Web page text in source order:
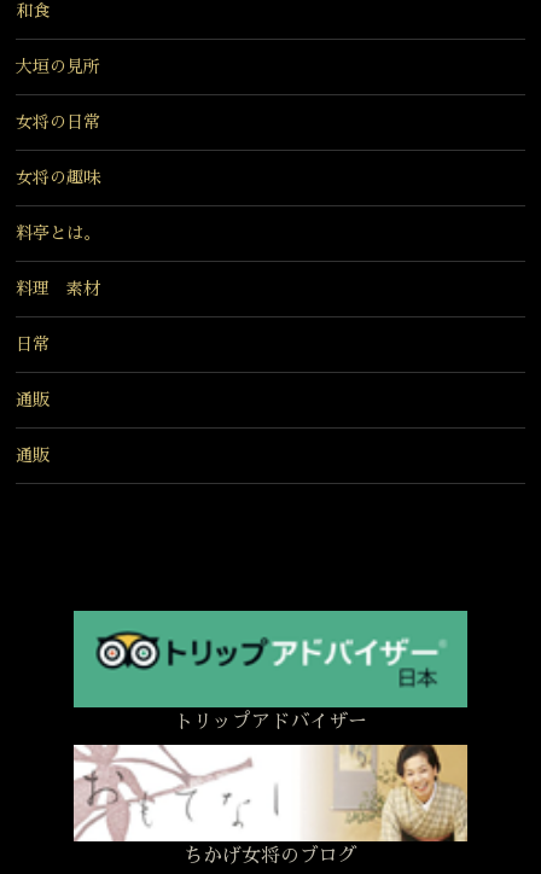
和食
大垣の見所
女将の日常
女将の趣味
料亭とは。
料理 素材
日常
通販
通販
トリップアドバイザー
ちかげ女将のブログ